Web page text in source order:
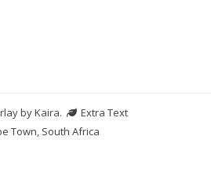
byKaira.
Extra Text
Town, South Africa